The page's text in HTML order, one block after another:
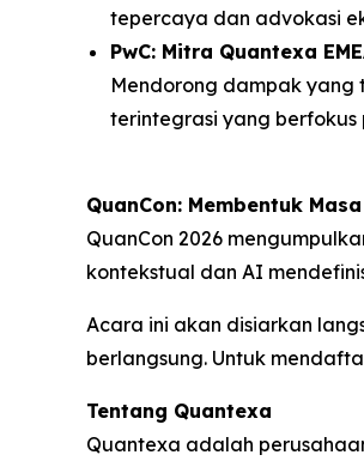
tepercaya dan advokasi
PwC: Mitra Quantexa
Mendorong dampak yang
terintegrasi yang
QuanCon: Membentuk
QuanCon 2026
kontekstual dan AI
Acara ini akan disiarkan
berlangsung. Untuk
Tentang Quantexa
Quantexa adalah